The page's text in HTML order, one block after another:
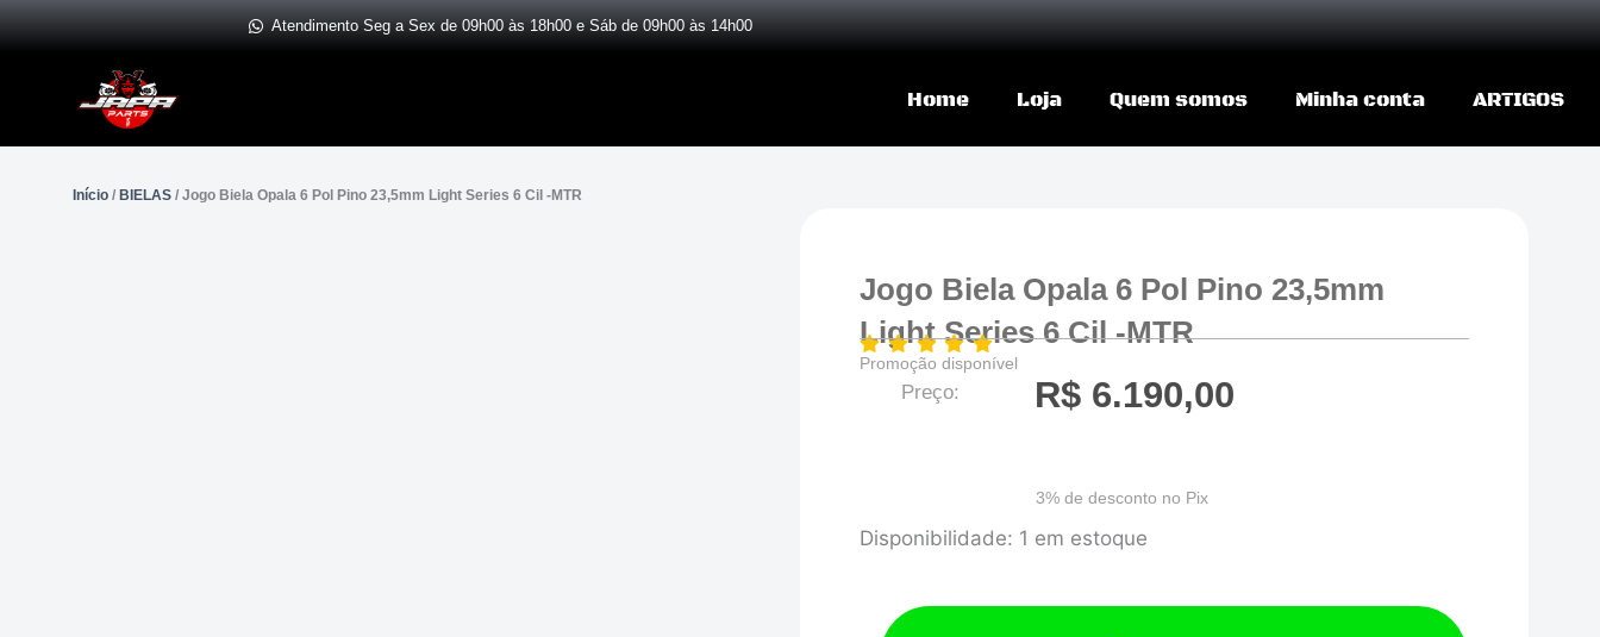
Ir
Atendimento Seg a Sex de 09h00 às 18h00 e Sáb de 09h00 às 14h00
Home Loja Quem somos Minha conta ARTIGOS
Início/ BIELAS/ Jogo Biela Opala 6 Pol Pino 23,5mm Light Series 6 Cil -MTR
Jogo Biela Opala 6 Pol Pino 23,5mm
Light Series 6 Cil -MTR
Promoção disponível
Preço: R$ 6.190,00
3% de desconto no Pix
Disponibilidade: 1 em estoque
Jogo
Opala